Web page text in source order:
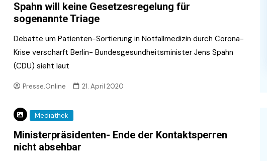
Spahn will keine Gesetzesregelung für
sogenannte Triage
Debatte um Patienten-Sortierung in Notfallmedizin durch Corona-
Krise verschärft Berlin- Bundesgesundheitsminister Jens Spahn
(CDU) sieht laut
Presse.Online 21. April 2020
Mediathek
Ministerpräsidenten- Ende der Kontaktsperren
nicht absehbar